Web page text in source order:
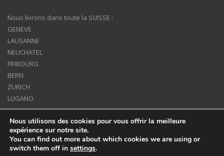
Nous livrons dans toute la SUISSE :
GENEVE
LAUSANNE
NEUCHATEL
FRIBOURG
BERN
ZURICH
LUGANO
Nous utilisons des cookies pour vous offrir la meilleure
expérience sur notre site.
You can find out more about which cookies we are using or
switch them off in settings.